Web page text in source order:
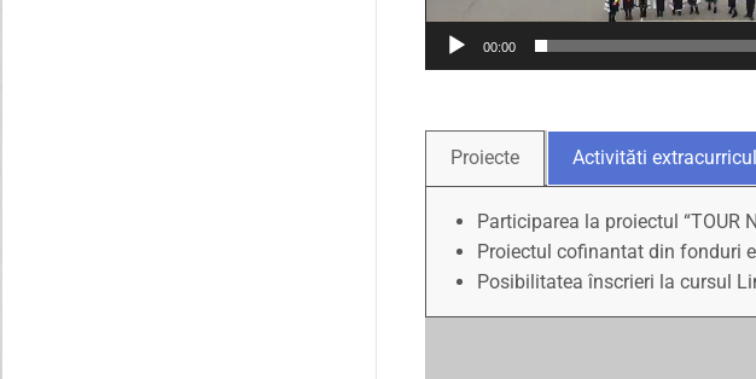
00:00
Proiecte Activităti
Participarea la proiectul “TOUR
Proiectul cofinantat din fonduri
Posibilitatea înscrieri la cursul